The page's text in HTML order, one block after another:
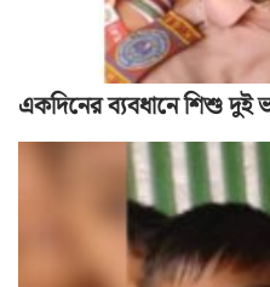
একদিনের ব্যবধানে শিশু